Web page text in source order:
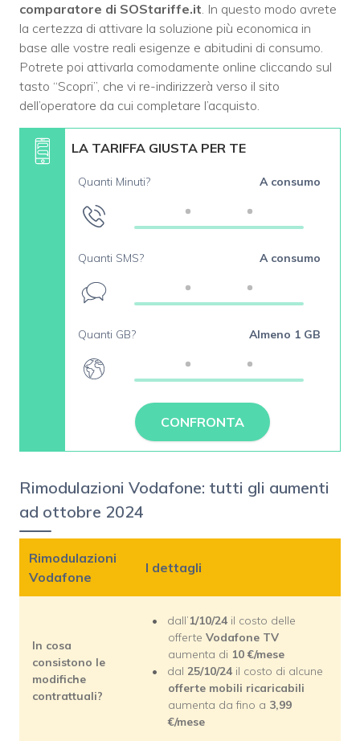
comparatore di SOStariffe.it. In questo modo avrete
la certezza di attivare la soluzione più economica in
base alle vostre reali esigenze e abitudini di consumo.
Potrete poi attivarla comodamente online cliccando sul
tasto “Scopri”, che vi re-indirizzerà verso il sito
dell’operatore da cui completare l’acquisto.
LA TARIFFA GIUSTA PER TE
Quanti Minuti? A consumo
Quanti SMS? A consumo
Quanti GB? Almeno 1 GB
CONFRONTA
Rimodulazioni Vodafone: tutti gli aumenti
ad ottobre 2024
Rimodulazioni
Vodafone
I dettagli
In cosa
consistono le
modifiche
contrattuali?
dall’1/10/24 il costo delle
offerte Vodafone TV
aumenta di 10 €/mese
dal 25/10/24 il costo di alcune
offerte mobili ricaricabili
aumenta dafino a 3,99
€/mese